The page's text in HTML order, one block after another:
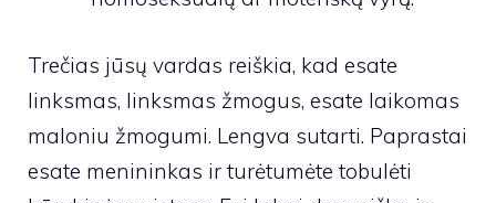
Trečias jūsų vardas reiškia, kad esate
linksmas, linksmas žmogus, esate laikomas
maloniu žmogumi. Lengva sutarti. Paprastai
esate menininkas ir turėtumėte tobulėti